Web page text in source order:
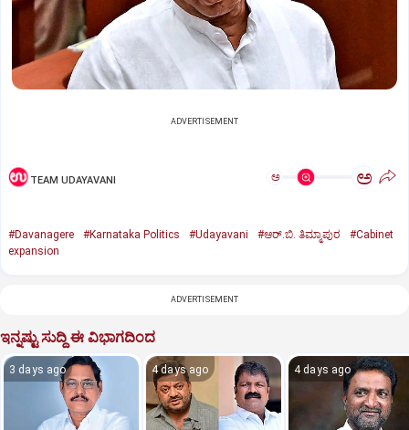
ADVERTISEMENT
TEAM UDAYAVANI ಅ ಅ
#Davanagere #Karnataka Politics #Udayavani #ಆರ್.ಬಿ. ತಿಮ್ಮಾಪುರ
#Cabinet
expansion
ADVERTISEMENT
ಇನ್ನಷ್ಟು ಸುದ್ದಿ ಈ ವಿಭಾಗದಿಂದ
3 days ago 4 days ago 4 days ago